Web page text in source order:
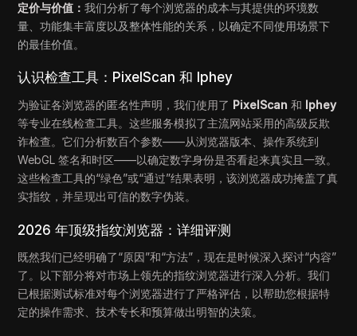
定价与价值：我们分析了每个浏览器的成本与其提供的环境数
量、功能集丰富度以及整体性能的关系，以确定不同使用场景下
的最佳价值。
认识检查工具：PixelScan 和 Iphey
为验证各浏览器的匿名性声明，我们使用了 PixelScan 和 Iphey
等专业在线检查工具。这些服务模拟了主流网站采用的高级反欺
诈检查。它们分析数百个参数——从浏览器版本、操作系统到
WebGL 签名和时区——以确定数字身份是否看起来真实且一致。
这些检查工具的“绿色”或“通过”结果表明，该浏览器成功掩盖了真
实指纹，并呈现出可信的数字伪装。
2026 年顶级指纹浏览器：详细评测
既然我们已经明确了“原因”和“方法”，现在是时候深入探讨“内容”
了。以下部分将对市场上领先的指纹浏览器进行深入分析。我们
已根据测试标准对每个浏览器进行了严格评估，以帮助您根据特
定的操作需求、技术专长和预算做出明智的决策。